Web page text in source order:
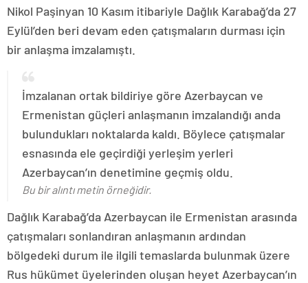
Nikol Paşinyan 10 Kasım itibariyle Dağlık Karabağ’da 27
Eylül’den beri devam eden çatışmaların durması için
bir anlaşma imzalamıştı.
İmzalanan ortak bildiriye göre Azerbaycan ve
Ermenistan güçleri anlaşmanın imzalandığı anda
bulundukları noktalarda kaldı. Böylece çatışmalar
esnasında ele geçirdiği yerleşim yerleri
Azerbaycan’ın denetimine geçmiş oldu.
Bu bir alıntı metin örneğidir.
Dağlık Karabağ’da Azerbaycan ile Ermenistan arasında
çatışmaları sonlandıran anlaşmanın ardından
bölgedeki durum ile ilgili temaslarda bulunmak üzere
Rus hükümet üyelerinden oluşan heyet Azerbaycan’ın